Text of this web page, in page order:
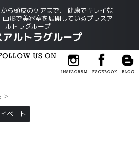
ら頭皮のケアまで、 健康でキレイな
山形で美容室を展開しているプラスア
ルトラグループ
アルトラグループ
>
ベート